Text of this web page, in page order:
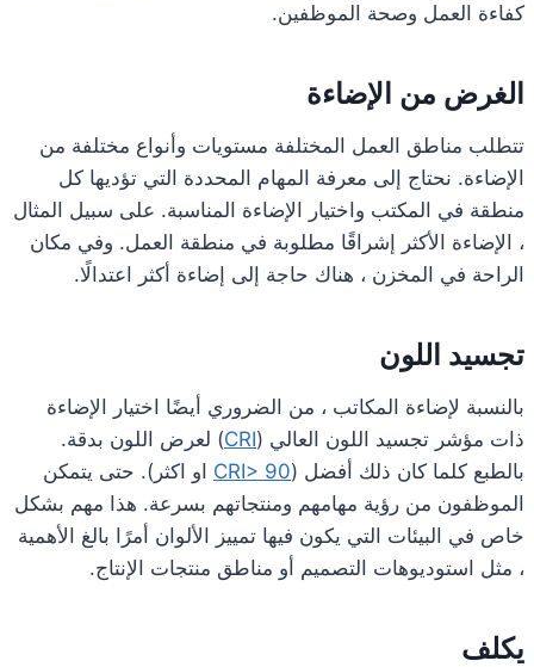
كفاءة العمل وصحة الموظفين.
الغرض من الإضاءة
تتطلب مناطق العمل المختلفة مستويات وأنواع مختلفة من
الإضاءة. نحتاج إلى معرفة المهام المحددة التي تؤديها كل
منطقة في المكتب واختيار الإضاءة المناسبة. على سبيل المثال
، الإضاءة الأكثر إشراقًا مطلوبة في منطقة العمل. وفي مكان
الراحة في المخزن ، هناك حاجة إلى إضاءة أكثر اعتدالًا.
تجسيد اللون
بالنسبة لإضاءة المكاتب ، من الضروري أيضًا اختيار الإضاءة
ذات مؤشر تجسيد اللون العالي (CRI) لعرض اللون بدقة.
بالطبع كلما كان ذلك أفضل (CRI> 90 او اكثر). حتى يتمكن
الموظفون من رؤية مهامهم ومنتجاتهم بسرعة. هذا مهم بشكل
خاص في البيئات التي يكون فيها تمييز الألوان أمرًا بالغ الأهمية
، مثل استوديوهات التصميم أو مناطق منتجات الإنتاج.
يكلف